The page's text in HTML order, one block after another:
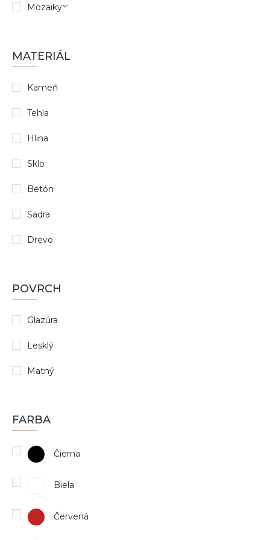
Mozaiky
MATERIÁL
Kameň
Tehla
Hlina
Sklo
Betón
Sadra
Drevo
POVRCH
Glazúra
Lesklý
Matný
FARBA
Čierna
Biela
Červená